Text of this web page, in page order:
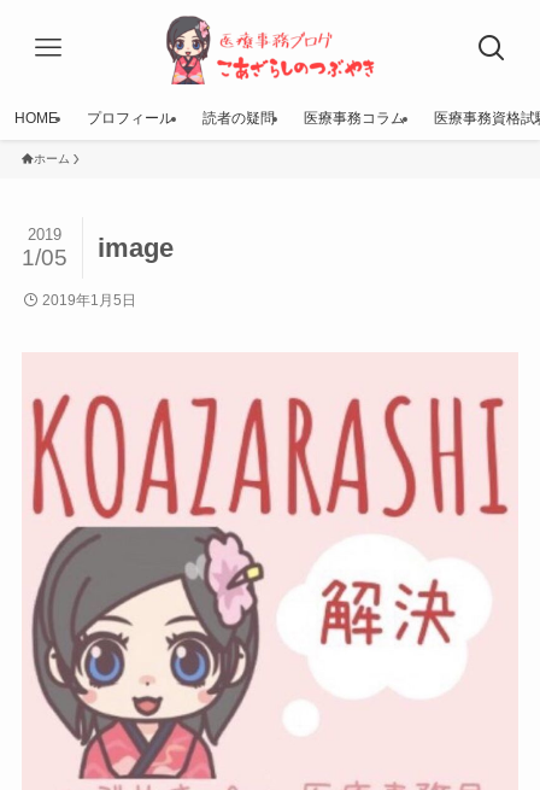
HOME プロフィール 読者の疑問 医療事務コラム 医療事務資格試
ホーム
image
2019
1/05
2019年1月5日